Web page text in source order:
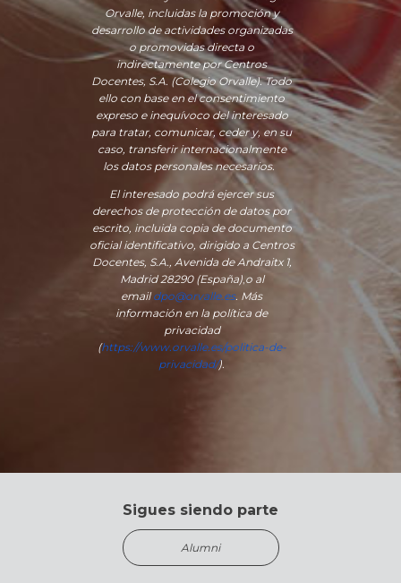
Orvalle, incluidas la promoción y
desarrollo de actividades organizadas
o promovidas directa o
indirectamente por Centros
Docentes, S.A. (Colegio Orvalle). Todo
ello con base en el consentimiento
expreso e inequívoco del interesado
para tratar, comunicar, ceder y, en su
caso, transferir internacionalmente
los datos personales necesarios.
El interesado podrá ejercer sus
derechos de protección de datos por
escrito, incluida copia de documento
oficial identificativo, dirigido a Centros
Docentes, S.A., Avenida de Andraitx 1,
Madrid 28290 (España), o al
emaildpo@orvalle.es. Más
información en la política de
privacidad
(https://www.orvalle.es/politica-de-
privacidad/).
Sigues siendo parte
Alumni